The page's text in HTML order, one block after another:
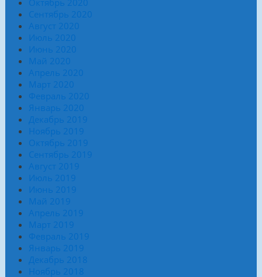
Октябрь 2020
Сентябрь 2020
Август 2020
Июль 2020
Июнь 2020
Май 2020
Апрель 2020
Март 2020
Февраль 2020
Январь 2020
Декабрь 2019
Ноябрь 2019
Октябрь 2019
Сентябрь 2019
Август 2019
Июль 2019
Июнь 2019
Май 2019
Апрель 2019
Март 2019
Февраль 2019
Январь 2019
Декабрь 2018
Ноябрь 2018